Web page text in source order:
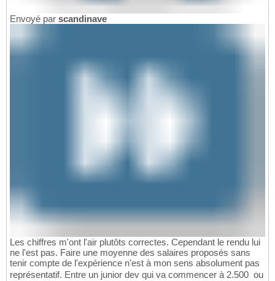
Envoyé par scandinave
Les chiffres m'ont l'air plutôts correctes. Cependant le rendu lui
ne l'est pas. Faire une moyenne des salaires proposés sans
tenir compte de l'expérience n'est à mon sens absolument pas
représentatif. Entre un junior dev qui va commencer à 2.500  ou